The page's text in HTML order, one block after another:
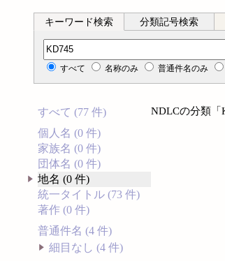
キーワード検索 分類記号検索
分類記号検索
すべて 名称のみ 普通件名のみ
すべて (77 件)
個人名 (0 件)
家族名 (0 件)
団体名 (0 件)
地名 (0 件)
統一タイトル (73 件)
著作 (0 件)
普通件名 (4 件)
細目なし (4 件)
NDLCの分類「